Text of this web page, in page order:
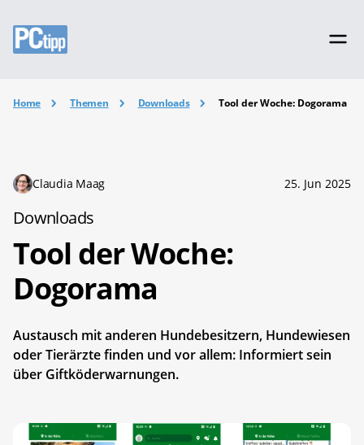
Home Themen Downloads Tool der Woche: Dogorama
Claudia Maag 25. Jun 2025
Downloads
Tool der Woche:
Dogorama
Austausch mit anderen Hundebesitzern, Hundewiesen
oder Tierärzte finden und vor allem: Informiert sein
über Giftköderwarnungen.